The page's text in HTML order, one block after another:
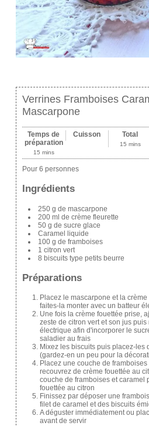
Verrines Framboises
Mascarpone
Temps de
préparation
15 mins
Cuisson Total
15 mins
Pour 6 personnes
Ingrédients
250 g de mascarpone
200 ml de crème fleurette
50 g de sucre glace
Caramel liquide
100 g de framboises
1 citron vert
8 biscuits type petits beurre
Préparations
Placez le mascarpone et la
faites-la monter avec un batteur
Une fois la crème fouettée prise,
zeste de citron vert et son jus
électrique afin d'incorporer le
saladier au frais
Mixez les biscuits puis placez-les
(gardez-en un peu pour la
Placez une couche de
recouvrez de crème fouettée au
couche de framboises et caramel
fouettée au citron
Finissez par déposer une
filet de caramel et des biscuits
A déguster immédiatement ou
avant de servir